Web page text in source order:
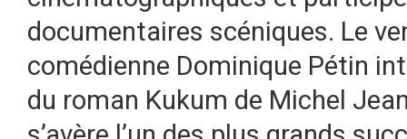
documentaires scéniques. Le
comédienne Dominique Pétin
du roman Kukum de Michel